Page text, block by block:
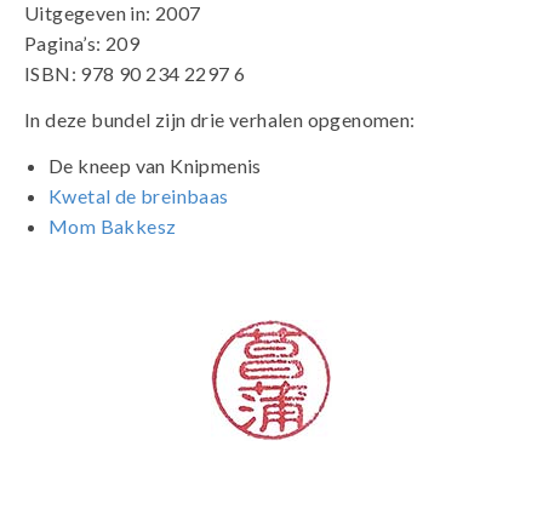
Uitgegeven in: 2007
Pagina’s: 209
ISBN: 978 90 234 2297 6
In deze bundel zijn drie verhalen opgenomen:
De kneep van Knipmenis
Kwetal de breinbaas
Mom Bakkesz